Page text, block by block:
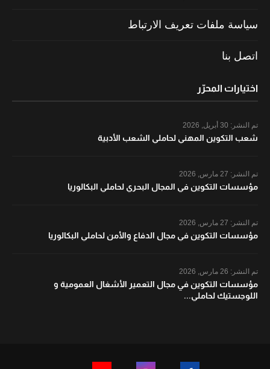
سياسة ملفات تعريف الارتباط
اتصل بنا
اختيارات المحرّر
تم النشر:
شعب التكوين المهني لحاملي الشعب الأدبية
تم النشر:
مؤسسات التكوين في المجال البحري لحاملي البكالوريا
تم النشر:
مؤسسات التكوين في مجال الدفاع والأمن لحاملي البكالوريا
تم النشر:
مؤسسات التكوين في مجال التعمير الأشغال العمومية و
اللوجستيك لحاملي...